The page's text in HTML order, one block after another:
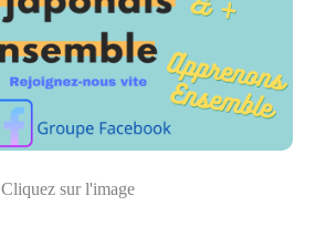
Cliquez sur l'image